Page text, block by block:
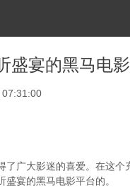
盛宴的黑马电
广大影迷的喜爱。在这
宴的黑马电影平台的。